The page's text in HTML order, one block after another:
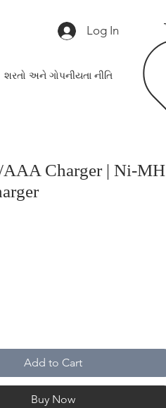
Log In
શરતો અને ગોપનીયતા નીતિ
Charger | Ni-MH
Add to Cart
Buy Now